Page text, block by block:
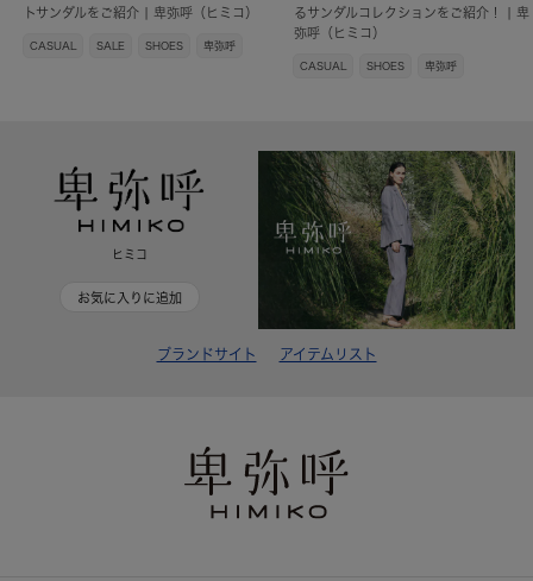
トサンダルをご紹介 | 卑弥呼（ヒミコ）
CASUAL SALE SHOES 卑弥呼
るサンダルコレクションをご紹介！ | 卑
弥呼（ヒミコ）
CASUAL SHOES 卑弥呼
ヒミコ
お気に入りに追加
ブランドサイト アイテムリスト